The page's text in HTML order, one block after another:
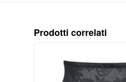
Prodotti correlati